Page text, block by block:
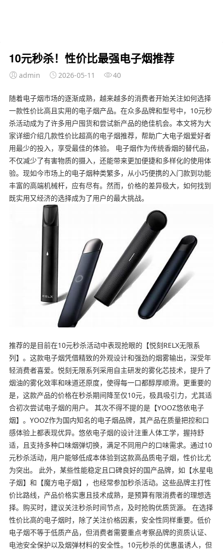
10元秒杀！性价比最强电子烟推荐
admin 2026-05-11 40
随着电子烟市场的逐渐成熟，越来越多的消费者开始关注如何选择
一款性价比高且实用的电子烟产品。在众多品牌和型号中，10元秒
杀活动成为了许多用户囤货和尝试新产品的绝佳机会。本文将为大
家详细介绍几款性价比超高的电子烟推荐，帮助广大电子烟爱好者
用最少的投入，享受最佳的体验。 电子烟作为传统香烟的替代品，
不仅减少了有害物质的摄入，还能带来更加便捷和多样化的使用体
验。现如今市场上的电子烟种类繁多，从小巧便携的入门款到功能
丰富的高端机械杆，应有尽有。然而，价格的差异极大，如何找到
既实用又经济的选择成为了用户的最大挑战。
推荐的是目前在10元秒杀活动中表现抢眼的【悦刻RELX无限系
列】。这款电子烟凭借精致的外观设计和强劲的烟雾输出，深受年
轻消费者喜爱。悦刻无限系列采用自主研发的雾化芯技术，提升了
烟油的雾化效率和味道还原度，使得每一口都醇厚顺滑。更重要的
是，这款产品的价格在秒杀期间降至仅10元，极具吸引力，尤其适
合初次尝试电子烟的用户。 其次不得不提的是【YOOZ悠依电子
烟】。YOOZ作为国内知名的电子烟品牌，其产品在质量把控和口
感体验上都表现优异。悠依电子烟的设计注重人体工学，握持舒
适，且支持多种口味烟弹切换，满足不同用户的口味需求。通过10
元秒杀活动，用户能够低成本体验到这款高品质电子烟，性价比尤
为突出。 此外，某些性能稳定且口碑良好的国产品牌，如【水星电
子烟】和【魔方电子烟】，也经常参加秒杀活动。这些品牌主打性
价比路线，产品价格实惠且技术成熟，是预算有限消费者的理想选
择。购买时，建议关注秒杀时间节点，及时抢购优质货源。 在选择
性价比高的电子烟时，除了关注价格因素，安全性同样重要。低价
电子烟不等于低质产品，但消费者需要重点考察品牌的资质认证、
电池安全保护以及烟弹材料的安全性。10元秒杀的优惠虽诱人，但